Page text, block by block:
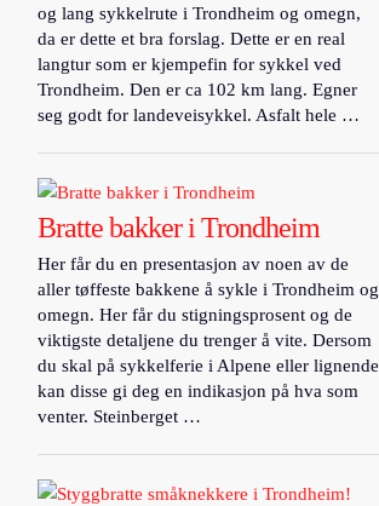
og lang sykkelrute i Trondheim og omegn,
da er dette et bra forslag. Dette er en real
langtur som er kjempefin for sykkel ved
Trondheim. Den er ca 102 km lang. Egner
seg godt for landeveisykkel. Asfalt hele …
Bratte bakker i Trondheim
Her får du en presentasjon av noen av de
aller tøffeste bakkene å sykle i Trondheim og
omegn. Her får du stigningsprosent og de
viktigste detaljene du trenger å vite. Dersom
du skal på sykkelferie i Alpene eller lignende
kan disse gi deg en indikasjon på hva som
venter. Steinberget …